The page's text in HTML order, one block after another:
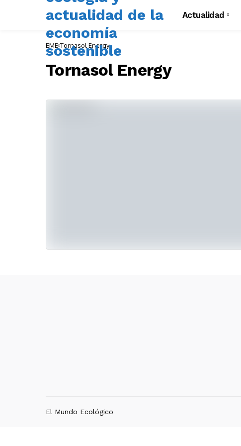
Actualidad
EME Tornasol Energy
Tornasol Energy
El Mundo Ecológico